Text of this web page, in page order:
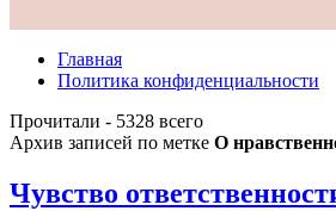
Главная
Политика конфиденциальности
Прочитали - 5328 всего
Архив записей по метке О
Чувство